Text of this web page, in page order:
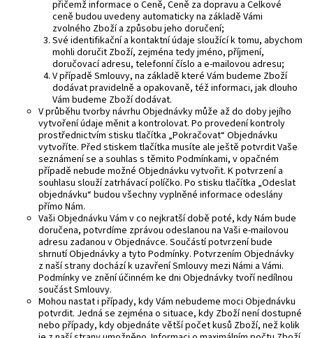
přičemž informace o Ceně, Ceně za dopravu a Celkové
ceně budou uvedeny automaticky na základě Vámi
zvolného Zboží a způsobu jeho doručení;
Své identifikační a kontaktní údaje sloužící k tomu, abychom
mohli doručit Zboží, zejména tedy jméno, příjmení,
doručovací adresu, telefonní číslo a e-mailovou adresu;
V případě Smlouvy, na základě které Vám budeme Zboží
dodávat pravidelně a opakovaně, též informaci, jak dlouho
Vám budeme Zboží dodávat.
V průběhu tvorby návrhu Objednávky může až do doby jejího
vytvoření údaje měnit a kontrolovat. Po provedení kontroly
prostřednictvím stisku tlačítka „Pokračovat“ Objednávku
vytvoříte. Před stiskem tlačítka musíte ale ještě potvrdit Vaše
seznámení se a souhlas s těmito Podmínkami, v opačném
případě nebude možné Objednávku vytvořit. K potvrzení a
souhlasu slouží zatrhávací políčko. Po stisku tlačítka „Odeslat
objednávku“ budou všechny vyplněné informace odeslány
přímo Nám.
Vaši Objednávku Vám v co nejkratší době poté, kdy Nám bude
doručena, potvrdíme zprávou odeslanou na Vaši e-mailovou
adresu zadanou v Objednávce. Součástí potvrzení bude
shrnutí Objednávky a tyto Podmínky. Potvrzením Objednávky
z naší strany dochází k uzavření Smlouvy mezi Námi a Vámi.
Podmínky ve znění účinném ke dni Objednávky tvoří nedílnou
součást Smlouvy.
Mohou nastat i případy, kdy Vám nebudeme moci Objednávku
potvrdit. Jedná se zejména o situace, kdy Zboží není dostupné
nebo případy, kdy objednáte větší počet kusů Zboží, než kolik